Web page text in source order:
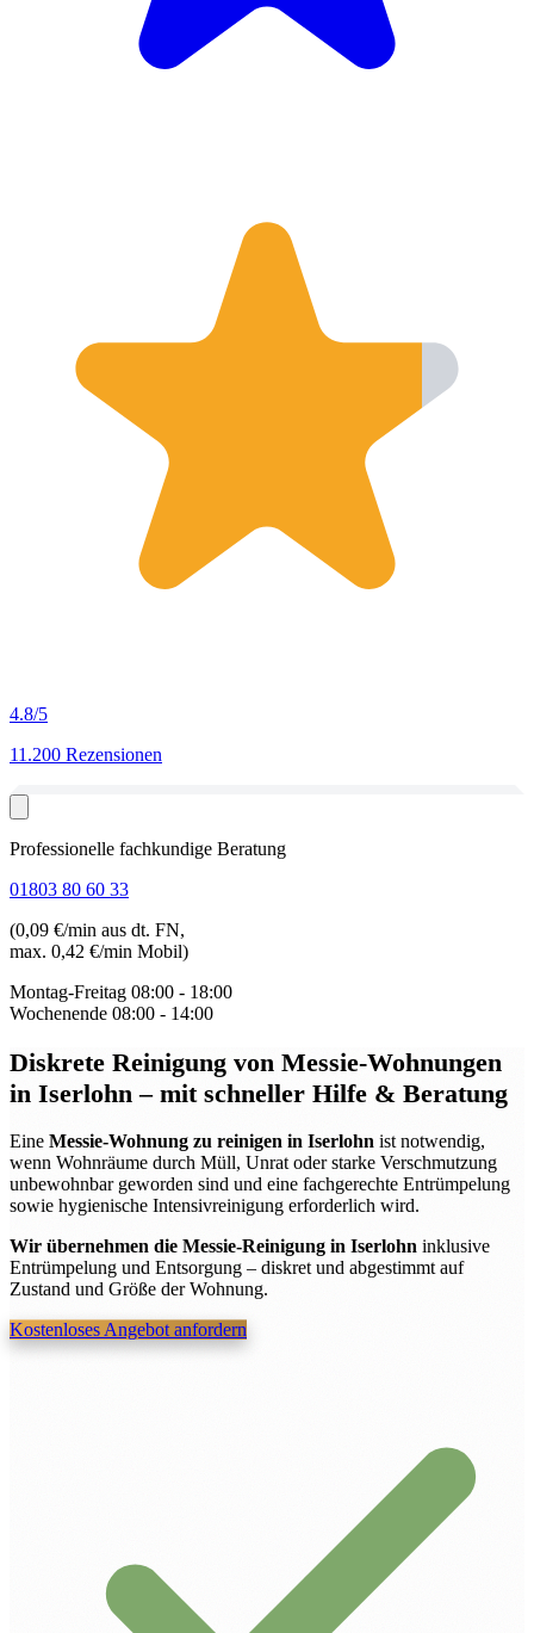
4.8/5
11.200 Rezensionen
Professionelle fachkundige Beratung
01803 80 60 33
(0,09 €/min aus dt. FN,
max. 0,42 €/min Mobil)
Montag-Freitag 08:00 - 18:00
Wochenende 08:00 - 14:00
Diskrete Reinigung von Messie-Wohnungen
in Iserlohn– mit schneller Hilfe & Beratung
Eine Messie-Wohnung zu reinigen in Iserlohn ist notwendig,
wenn Wohnräume durch Müll, Unrat oder starke Verschmutzung
unbewohnbar geworden sind und eine fachgerechte Entrümpelung
sowie hygienische Intensivreinigung erforderlich wird.
Wir übernehmen die Messie-Reinigung in Iserlohn inklusive
Entrümpelung und Entsorgung – diskret und abgestimmt auf
Zustand und Größe der Wohnung.
Kostenloses Angebot anfordern